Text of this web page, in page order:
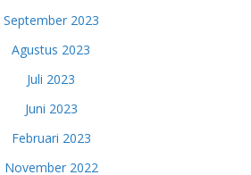
September 2023
Agustus 2023
Juli 2023
Juni 2023
Februari 2023
November 2022